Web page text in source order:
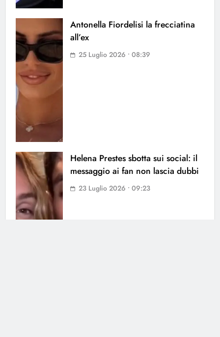
Antonella Fiordelisi la frecciatina
all’ex
25 Luglio 2026 • 08:39
Helena Prestes sbotta sui social: il
messaggio ai fan non lascia dubbi
23 Luglio 2026 • 09:23